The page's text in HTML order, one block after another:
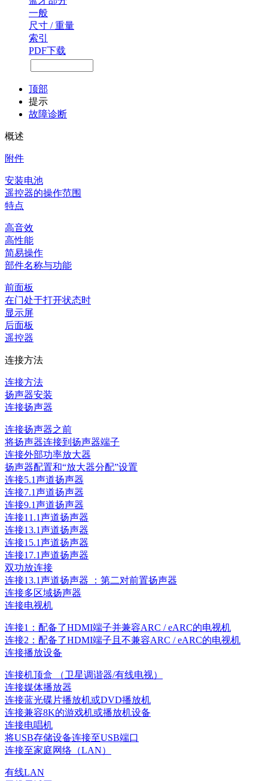
一般
尺寸 / 重量
索引
PDF下载
顶部
提示
故障诊断
概述
附件
安装电池
遥控器的操作范围
特点
高音效
高性能
简易操作
部件名称与功能
前面板
在门处于打开状态时
显示屏
后面板
遥控器
连接方法
连接方法
扬声器安装
连接扬声器
连接扬声器之前
将扬声器连接到扬声器端子
连接外部功率放大器
扬声器配置和“放大器分配”设置
连接5.1声道扬声器
连接7.1声道扬声器
连接9.1声道扬声器
连接11.1声道扬声器
连接13.1声道扬声器
连接15.1声道扬声器
连接17.1声道扬声器
双功放连接
连接13.1声道扬声器 ：第二对前置扬声器
连接多区域扬声器
连接电视机
连接1：配备了HDMI端子并兼容ARC / eARC的电视机
连接2：配备了HDMI端子且不兼容ARC / eARC的电视机
连接播放设备
连接机顶盒 （卫星调谐器/有线电视）
连接媒体播放器
连接蓝光碟片播放机或DVD播放机
连接兼容8K的游戏机或播放机设备
连接电唱机
将USB存储设备连接至USB端口
连接至家庭网络（LAN）
有线LAN